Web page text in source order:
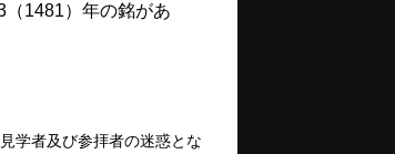
1481）年の銘があ
学者及び参拝者の迷惑とな